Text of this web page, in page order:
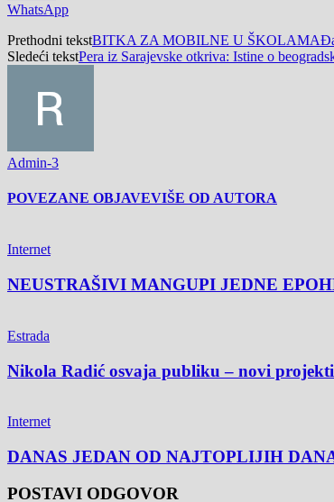
WhatsApp
Prethodni tekstBITKA ZA MOBILNE U ŠKOLAMAĐaci
Sledeći tekstPera iz Sarajevske otkriva: Istine o
Admin-3
POVEZANE OBJAVEVIŠE OD AUTORA
Internet
NEUSTRAŠIVI MANGUPI JEDNE
Estrada
Nikola Radić osvaja publiku – novi
Internet
DANAS JEDAN OD NAJTOPLIJIH
POSTAVI ODGOVOR